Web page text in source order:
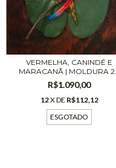
VERMELHA, CANINDÉ E
MARACANÃ | MOLDURA 2...
R$1.090,00
12X DE R$112,12
ESGOTADO